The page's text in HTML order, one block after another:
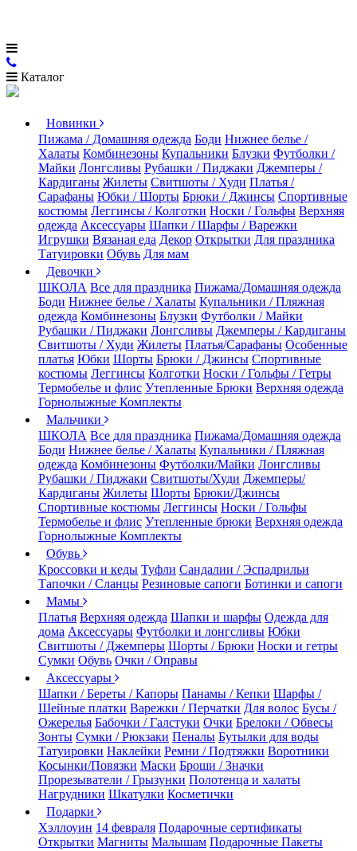
Каталог
Новинки
Пижама / Домашняя одежда Боди Нижнее белье /
Халаты Комбинезоны Купальники Блузки Футболки /
Майки Лонгсливы Рубашки / Пиджаки Джемперы /
Кардиганы Жилеты Свитшоты / Худи Платья /
Сарафаны Юбки / Шорты Брюки / Джинсы Спортивные
костюмы Леггинсы / Колготки Носки / Гольфы Верхняя
одежда Аксессуары Шапки / Шарфы / Варежки
Игрушки Вязаная еда Декор Открытки Для праздника
Татуировки Обувь Для мам
Девочки
ШКОЛА Все для праздника Пижама/Домашняя одежда
Боди Нижнее белье / Халаты Купальники / Пляжная
одежда Комбинезоны Блузки Футболки / Майки
Рубашки / Пиджаки Лонгсливы Джемперы / Кардиганы
Свитшоты / Худи Жилеты Платья/Сарафаны Особенные
платья Юбки Шорты Брюки / Джинсы Спортивные
костюмы Леггинсы Колготки Носки / Гольфы / Гетры
Термобелье и флис Утепленные Брюки Верхняя одежда
Горнолыжные Комплекты
Мальчики
ШКОЛА Все для праздника Пижама/Домашняя одежда
Боди Нижнее белье / Халаты Купальники / Пляжная
одежда Комбинезоны Футболки/Майки Лонгсливы
Рубашки / Пиджаки Свитшоты/Худи Джемперы/
Кардиганы Жилеты Шорты Брюки/Джинсы
Спортивные костюмы Леггинсы Носки / Гольфы
Термобелье и флис Утепленные брюки Верхняя одежда
Горнолыжные Комплекты
Обувь
Кроссовки и кеды Туфли Сандалии / Эспадрильи
Тапочки / Сланцы Резиновые сапоги Ботинки и сапоги
Мамы
Платья Верхняя одежда Шапки и шарфы Одежда для
дома Аксессуары Футболки и лонгсливы Юбки
Свитшоты / Джемперы Шорты / Брюки Носки и гетры
Сумки Обувь Очки / Оправы
Аксессуары
Шапки / Береты / Капоры Панамы / Кепки Шарфы /
Шейные платки Варежки / Перчатки Для волос Бусы /
Ожерелья Бабочки / Галстуки Очки Брелоки / Обвесы
Зонты Сумки / Рюкзаки Пеналы Бутылки для воды
Татуировки Наклейки Ремни / Подтяжки Воротники
Косынки/Повязки Маски Броши / Значки
Прорезыватели / Грызунки Полотенца и халаты
Нагрудники Шкатулки Косметички
Подарки
Хэллоуин 14 февраля Подарочные сертификаты
Открытки Магниты Малышам Подарочные Пакеты